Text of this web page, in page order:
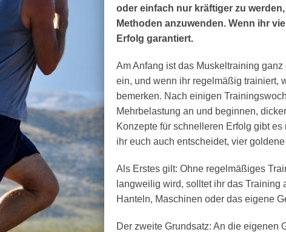
oder einfach nur kräftiger zu
Methoden anzuwenden. Wenn ihr
Erfolg garantiert.
Am Anfang ist das Muskeltraining
ein, und wenn ihr regelmäßig trainiert,
bemerken. Nach einigen
Mehrbelastung an und beginnen,
Konzepte für schnelleren Erfolg gibt
ihr euch auch entscheidet, vier
Als Erstes gilt: Ohne regelmäßiges
langweilig wird, solltet ihr das
Hanteln, Maschinen oder das eigene
Der zweite Grundsatz: An die eigenen